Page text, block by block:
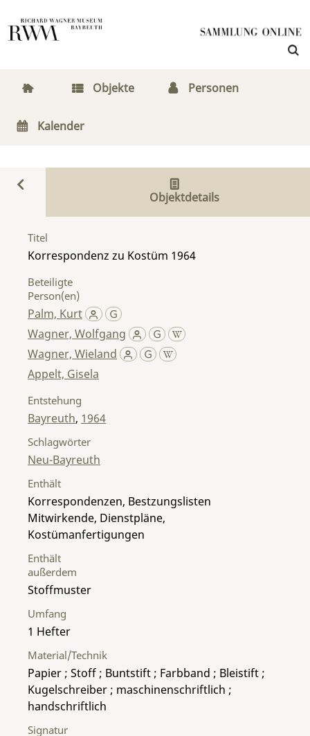
Objekte Personen
Kalender
Objektdetails
Titel
Korrespondenz zu Kostüm 1964
Beteiligte
Person(en)
Palm, Kurt
Wagner, Wolfgang
Wagner, Wieland
Appelt, Gisela
Entstehung
Bayreuth, 1964
Umfang
1 Hefter
Material/Technik
Papier ; Stoff ; Buntstift ; Farbband ; Bleistift ;
Kugelschreiber ; maschinenschriftlich ;
handschriftlich
Enthält
Korrespondenzen, Bestzungslisten
Mitwirkende, Dienstpläne,
Kostümanfertigungen
Enthält
außerdem
Stoffmuster
Signatur
Schlagwörter
Neu-Bayreuth